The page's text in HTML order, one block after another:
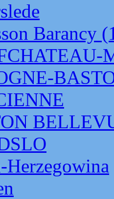
Barancy
Herzegowina